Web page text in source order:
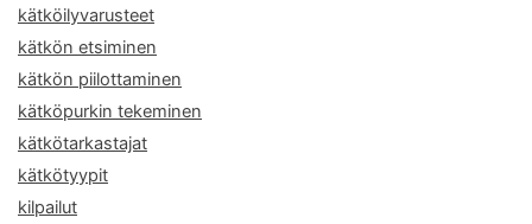
kätköilyvarusteet
kätkön etsiminen
kätkön piilottaminen
kätköpurkin tekeminen
kätkötarkastajat
kätkötyypit
kilpailut